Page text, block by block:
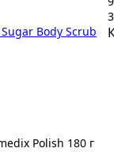
Body Scrub
Polish 180 г